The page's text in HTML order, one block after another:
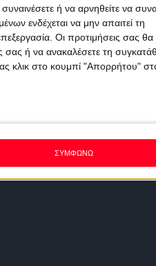
ή να αρνηθείτε να
ενδέχεται να μην απαιτεί τη
Οι προτιμήσεις σας θα
σας ή να ανακαλέσετε τη
κλικ στο κουμπί "Απορρήτου"
ΣΥΜΦΩΝΩ